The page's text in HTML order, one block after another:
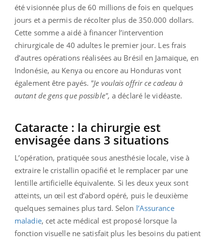
été visionnée plus de 60 millions de fois en quelques
jours et a permis de récolter plus de 350.000 dollars.
Cette somme a aidé à financer l’intervention
chirurgicale de 40 adultes le premier jour. Les frais
d’autres opérations réalisées au Brésil en Jamaïque, en
Indonésie, au Kenya ou encore au Honduras vont
également être payés. "Je voulais offrir ce cadeau à
autant de gens que possible", a déclaré le vidéaste.
Cataracte : la chirurgie est
envisagée dans 3 situations
L’opération, pratiquée sous anesthésie locale, vise à
extraire le cristallin opacifié et le remplacer par une
lentille artificielle équivalente. Si les deux yeux sont
atteints, un œil est d’abord opéré, puis le deuxième
quelques semaines plus tard. Selon l’Assurance
maladie, cet acte médical est proposé lorsque la
fonction visuelle ne satisfait plus les besoins du patient